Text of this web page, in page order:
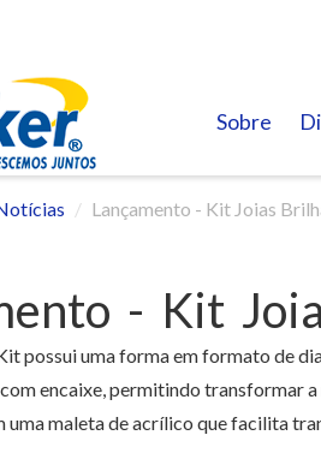
Sobre
Lançamento - Kit Joias
- Kit
possui uma forma em formato de
encaixe, permitindo transformar
uma maleta de acrílico que facilita